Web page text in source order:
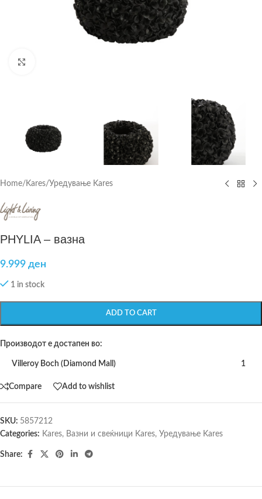
Home/ Kares/Уредување Kares
PHYLIA – вазна
9.999 ден
1 in stock
ADD TO CART
Производот е достапен во:
Villeroy Boch (Diamond Mall) 1
Compare Add to wishlist
SKU: 5857212
Categories: Kares, Вазни и свеќници Kares, Уредување Kares
Share: